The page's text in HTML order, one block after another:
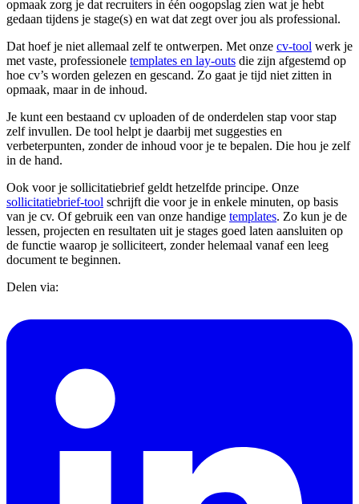
opmaak zorg je dat recruiters in één oogopslag zien wat je hebt
gedaan tijdens je stage(s) en wat dat zegt over jou als professional.
Dat hoef je niet allemaal zelf te ontwerpen. Met onze cv-tool werk je
met vaste, professionele templates en lay-outs die zijn afgestemd op
hoe cv’s worden gelezen en gescand. Zo gaat je tijd niet zitten in
opmaak, maar in de inhoud.
Je kunt een bestaand cv uploaden of de onderdelen stap voor stap
zelf invullen. De tool helpt je daarbij met suggesties en
verbeterpunten, zonder de inhoud voor je te bepalen. Die hou je zelf
in de hand.
Ook voor je sollicitatiebrief geldt hetzelfde principe. Onze
sollicitatiebrief-tool schrijft die voor je in enkele minuten, op basis
van je cv. Of gebruik een van onze handige templates. Zo kun je de
lessen, projecten en resultaten uit je stages goed laten aansluiten op
de functie waarop je solliciteert, zonder helemaal vanaf een leeg
document te beginnen.
Delen via: